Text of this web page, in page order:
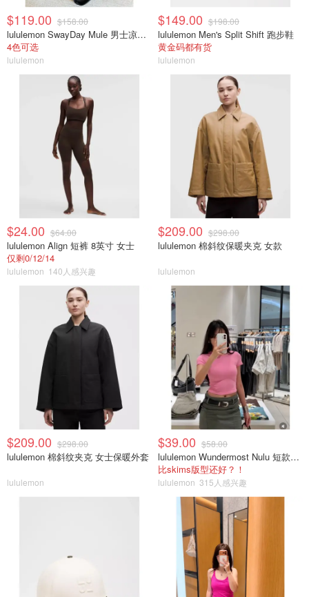
$119.00 $158.00
lululemon SwayDay Mule 男士凉拖鞋
4色可选
lululemon
$149.00 $198.00
lululemon Men's Split Shift 跑步鞋
黄金码都有货
lululemon
$24.00 $64.00
lululemon Align 短裤 8英寸 女士
仅剩0/12/14
lululemon 140人感兴趣
$209.00 $298.00
lululemon 棉斜纹保暖夹克 女款
lululemon
$209.00 $298.00
lululemon 棉斜纹夹克 女士保暖外套
lululemon
$39.00 $58.00
lululemon Wundermost Nulu 短款圆领T恤
比skims版型还好？！
lululemon 315人感兴趣